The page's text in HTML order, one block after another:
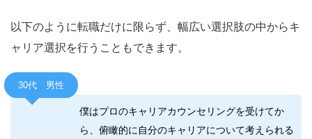
以下のように転職だけに限らず、幅広い選択肢の中からキ
ャリア選択を行うこともできます。
30代 男性
僕はプロのキャリアカウンセリングを受けてか
ら、俯瞰的に自分のキャリアについて考えられる